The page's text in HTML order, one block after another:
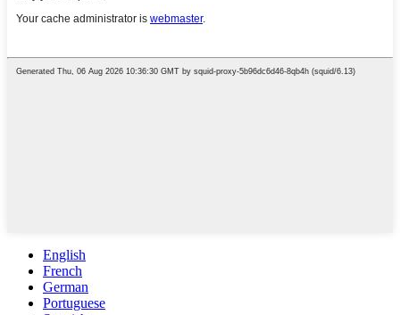
English
French
German
Portuguese